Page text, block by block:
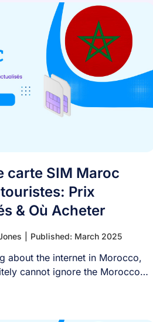
carte SIM Maroc
Prix
& Où Acheter
Published: March 2025
about the internet in Morocco,
cannot ignore the Morocco